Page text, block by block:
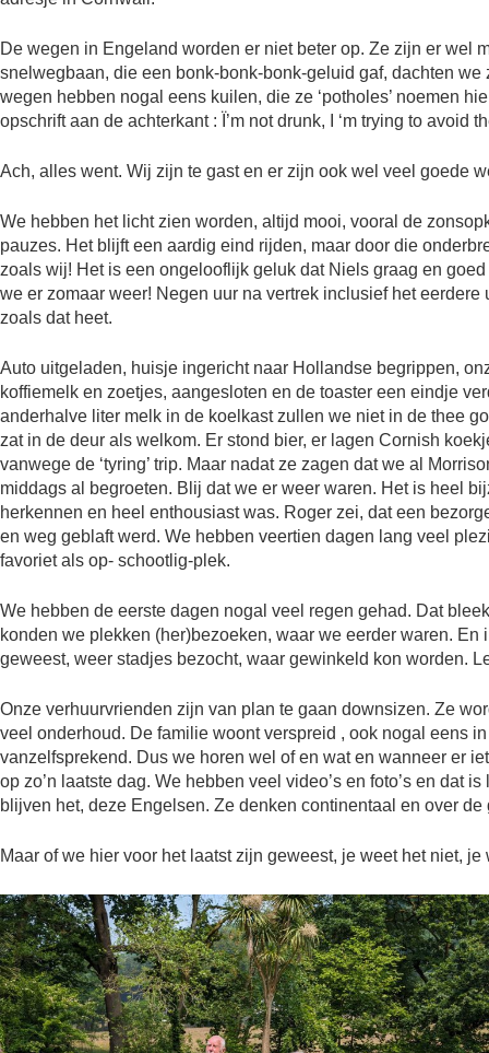
De wegen in Engeland worden er niet beter op. Ze zijn er wel
snelwegbaan, die een bonk-bonk-bonk-geluid gaf, dachten
wegen hebben nogal eens kuilen, die ze ‘potholes’ noemen
opschrift aan de achterkant : Ï’m not drunk, I ‘m trying to avoid
Ach, alles went. Wij zijn te gast en er zijn ook wel veel goede
We hebben het licht zien worden, altijd mooi, vooral de
pauzes. Het blijft een aardig eind rijden, maar door die
zoals wij! Het is een ongelooflijk geluk dat Niels graag en
we er zomaar weer! Negen uur na vertrek inclusief het
zoals dat heet.
Auto uitgeladen, huisje ingericht naar Hollandse begrippen,
koffiemelk en zoetjes, aangesloten en de toaster een eindje
anderhalve liter melk in de koelkast zullen we niet in de thee
zat in de deur als welkom. Er stond bier, er lagen Cornish
vanwege de ‘tyring’ trip. Maar nadat ze zagen dat we al
middags al begroeten. Blij dat we er weer waren. Het is heel
herkennen en heel enthousiast was. Roger zei, dat een
en weg geblaft werd. We hebben veertien dagen lang veel
favoriet als op- schootlig-plek.
We hebben de eerste dagen nogal veel regen gehad. Dat
konden we plekken (her)bezoeken, waar we eerder waren.
geweest, weer stadjes bezocht, waar gewinkeld kon worden.
Onze verhuurvrienden zijn van plan te gaan downsizen. Ze
veel onderhoud. De familie woont verspreid , ook nogal eens
vanzelfsprekend. Dus we horen wel of en wat en wanneer er
op zo’n laatste dag. We hebben veel video’s en foto’s en dat
blijven het, deze Engelsen. Ze denken continentaal en over
Maar of we hier voor het laatst zijn geweest, je weet het niet,